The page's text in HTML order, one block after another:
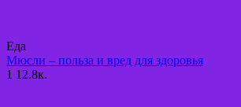
Еда
Мюсли – польза и вред для здоровья
1 12.8к.